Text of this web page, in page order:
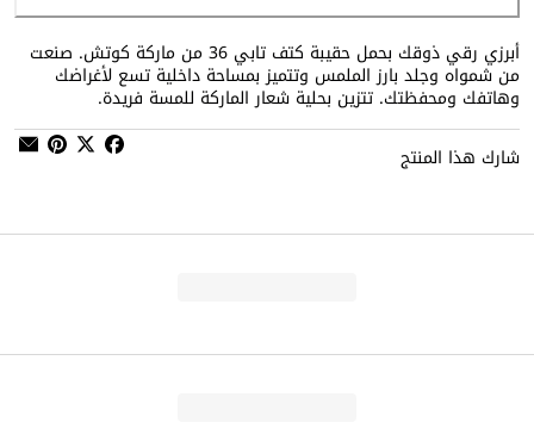
أبرزي رقي ذوقك بحمل حقيبة كتف تابي 36 من ماركة كوتش. صنعت
من شمواه وجلد بارز الملمس وتتميز بمساحة داخلية تسع لأغراضك
وهاتفك ومحفظتك. تتزين بحلية شعار الماركة للمسة فريدة.
شارك هذا المنتج